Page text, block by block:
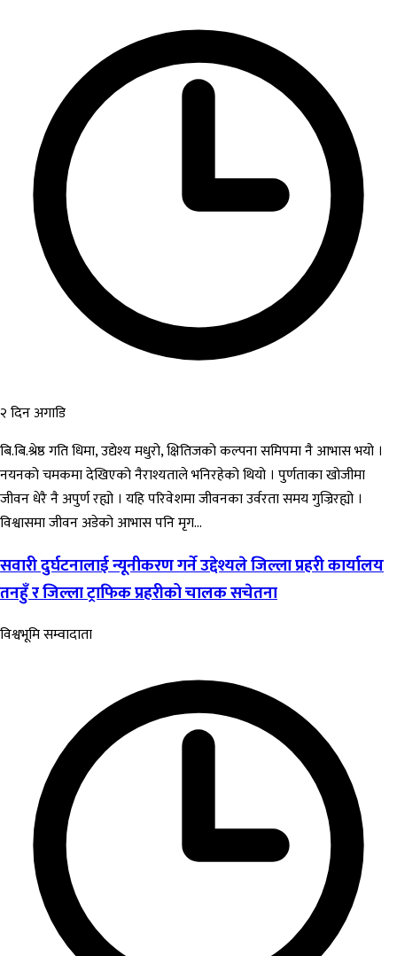
२ दिन अगाडि
बि.बि.श्रेष्ठ गति धिमा, उद्येश्य मधुरो, क्षितिजको कल्पना समिपमा नै आभास भयो ।
नयनको चमकमा देखिएको नैराश्यताले भनिरहेको थियो । पुर्णताका खोजीमा
जीवन धेरै नै अपुर्ण रह्यो । यहि परिवेशमा जीवनका उर्वरता समय गुज्रिरह्यो ।
विश्वासमा जीवन अडेको आभास पनि मृग...
सवारी दुर्घटनालाई न्यूनीकरण गर्ने उद्देश्यले जिल्ला प्रहरी कार्यालय
तनहुँ र जिल्ला ट्राफिक प्रहरीको चालक सचेतना
विश्वभूमि सम्वादाता